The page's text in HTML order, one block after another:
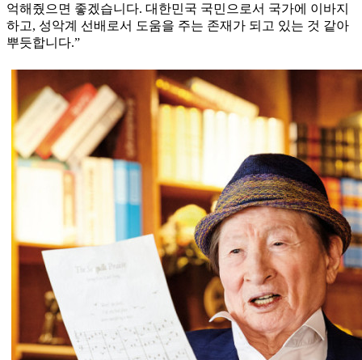
억해줬으면 좋겠습니다. 대한민국 국민으로서 국가에 이바지
하고, 성악계 선배로서 도움을 주는 존재가 되고 있는 것 같아
뿌듯합니다.”